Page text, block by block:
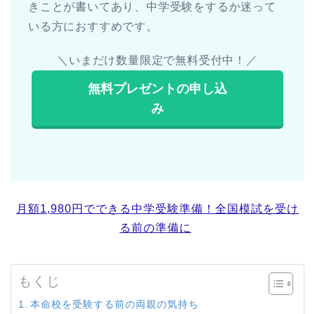
きことが書いてあり、中学受験をするか迷って
いる方におすすめです。
＼いまだけ数量限定で無料受付中！／
無料プレゼントの申し込
み
月額1,980円でできる中学受験準備！全国模試を受け
る前の準備に
もくじ
本命校を受験する前の両親の気持ち